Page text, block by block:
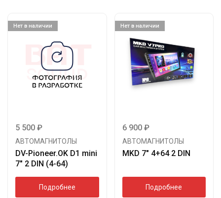
Нет в наличии
5 500 ₽
АВТОМАГНИТОЛЫ
DV-Pioneer.OK D1 mini
7″ 2 DIN (4-64)
Подробнее
Нет в наличии
6 900 ₽
АВТОМАГНИТОЛЫ
MKD 7″ 4+64 2 DIN
Подробнее